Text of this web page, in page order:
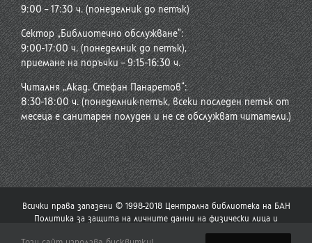
9:00 – 17:30 ч. (понеделник до петък)
Сектор „Библиотечно обслужване“:
9:00-17:00 ч. (понеделник до петък),
приемане на поръчки – 9:15-16:30 ч.
Читалня „Акад. Стефан Панаретов“:
8:30-18:00 ч. (понеделник-петък, всеки последен петък от
месеца е санитарен полуден и не се обслужват читатели.)
Всички права запазени © 1998-2018 Централна библиотека на БАН
Политика за защита на личните данни на физически лица и
политика за употреба на бисквитки